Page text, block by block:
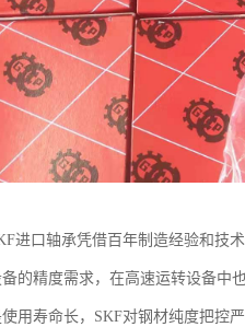
进口轴承凭借百年制造经验和技
的精度需求，在高速运转设备中
用寿命长，SKF对钢材纯度把控